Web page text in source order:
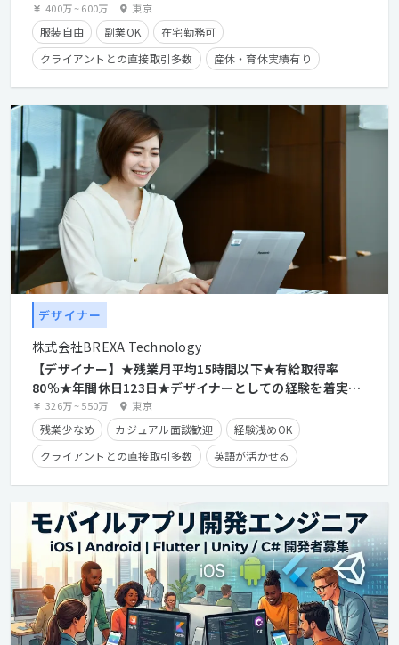
400万~600万 東京
服装自由 副業OK
在宅勤務可
クライアントとの直接取引多数
産休・育休実績有り
学歴不問
経験者優遇
デザイナー
株式会社BREXA Technology
【デザイナー】★残業月平均15時間以下★有給取得率
80％★年間休日123日★デザイナーとしての経験を着実に
積みながらディレクターも目指せます！★充実の教育体制
と様々な案件を通して成長可能！
326万~550万 東京
残業少なめ カジュアル面談歓迎
経験浅めOK
クライアントとの直接取引多数
英語が活かせる
産休・育休実績有り
長期休暇有り
住宅手当有り
残業手当有り
経験者優遇